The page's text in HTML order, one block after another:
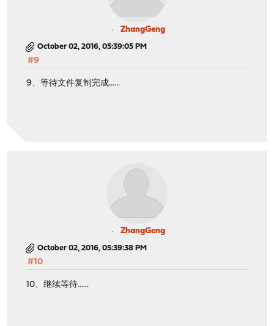
ZhangGeng
October 02, 2016, 05:39:05 PM
#9
9、等待文件复制完成......
ZhangGeng
October 02, 2016, 05:39:38 PM
#10
10、继续等待......